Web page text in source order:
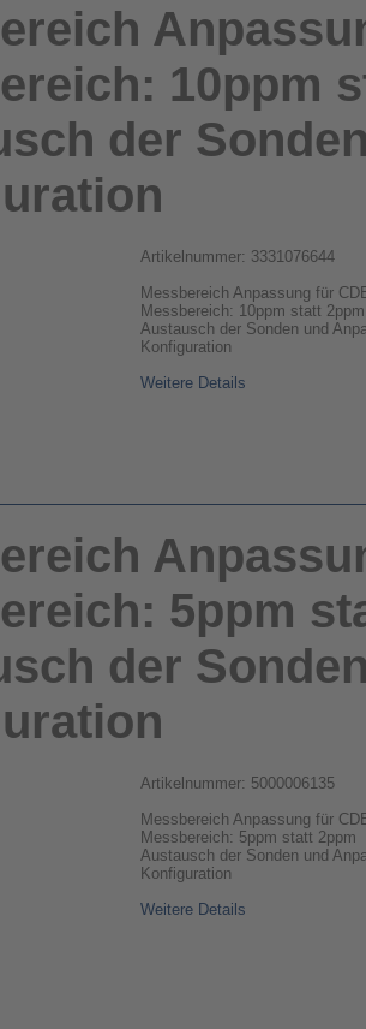
10ppm
der
Artikelnummer: 3331076644
Messbereich Anpassung für
Messbereich: 10ppm statt 2ppm
Austausch der Sonden und
Konfiguration
Weitere Details
5ppm
der
Artikelnummer: 5000006135
Messbereich Anpassung für
Messbereich: 5ppm statt 2ppm
Austausch der Sonden und
Konfiguration
Weitere Details